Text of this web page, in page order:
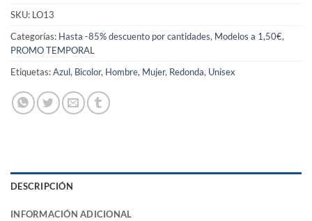
SKU: LO13
Categorías: Hasta -85% descuento por cantidades, Modelos a 1,50€,
PROMO TEMPORAL
Etiquetas:Azul, Bicolor, Hombre, Mujer, Redonda, Unisex
DESCRIPCIÓN
INFORMACIÓN ADICIONAL